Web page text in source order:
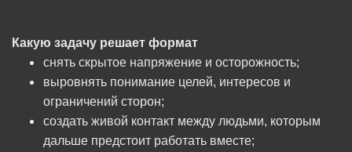
Какую задачу решает формат
снять скрытое напряжение и осторожность;
выровнять понимание целей, интересов и
ограничений сторон;
создать живой контакт между людьми, которым
дальше предстоит работать вместе;